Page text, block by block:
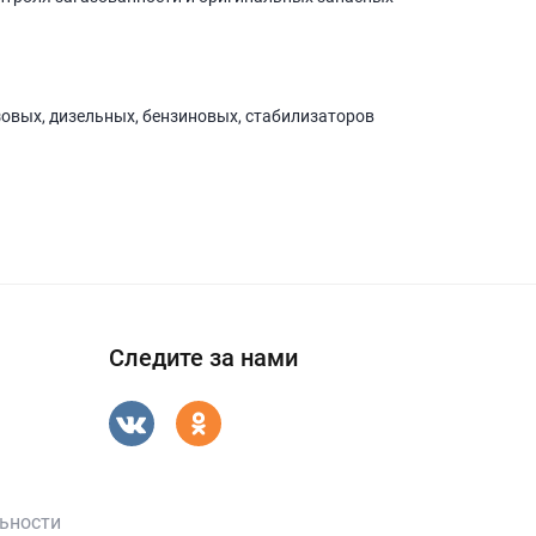
дизельных, бензиновых, стабилизаторов
Следите за нами